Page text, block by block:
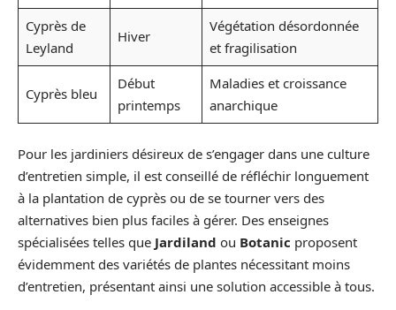
Cyprès de
Leyland
Hiver
Végétation désordonnée
et fragilisation
Cyprès bleu
Début
printemps
Maladies et croissance
anarchique
Pour les jardiniers désireux de s’engager dans une culture
d’entretien simple, il est conseillé de réfléchir longuement
à la plantation de cyprès ou de se tourner vers des
alternatives bien plus faciles à gérer. Des enseignes
spécialisées telles que Jardiland ou Botanic proposent
évidemment des variétés de plantes nécessitant moins
d’entretien, présentant ainsi une solution accessible à tous.